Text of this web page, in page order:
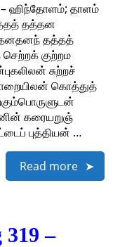
– ஹிந்தோளம்; தாளம்
தத்தன
தத்தத்
குற்றம
சுற்றச்
கொத்துத்
கரையறுஞ்
புத்தியன் …
Read more
–